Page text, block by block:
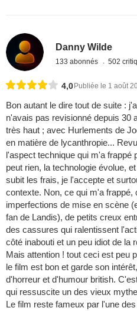
Danny Wilde
133 abonnés 502
4,0 Publiée le 1 août
Bon autant le dire tout de suite :
n'avais pas revisionné depuis 30
très haut ; avec Hurlements de
en matière de lycanthropie...
l'aspect technique qui m'a frappé
peut rien, la technologie évolue,
subit les frais, je l'accepte et
contexte. Non, ce qui m'a frappé,
imperfections de mise en scène
fan de Landis), de petits creux
des cassures qui ralentissent
côté inabouti et un peu idiot de la
Mais attention ! tout ceci est peu
le film est bon et garde son
d'horreur et d'humour british.
qui ressuscite un des vieux
Le film reste fameux par l'une